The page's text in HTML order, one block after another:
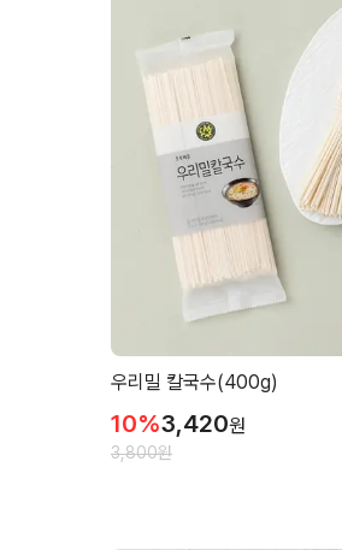
우리밀 칼국수(400g)
10%3,420원
3,800원